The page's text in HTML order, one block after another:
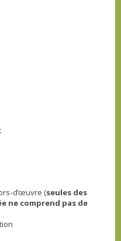
d’œuvre (seules des
ne comprend pas de